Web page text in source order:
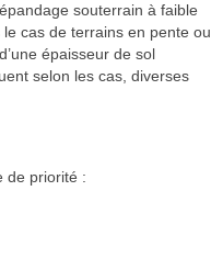
souterrain à faible
cas de terrains en pente ou
épaisseur de sol
selon les cas, diverses
de priorité :